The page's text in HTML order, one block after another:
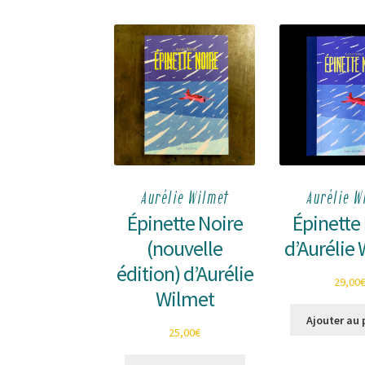
Aurélie Wilmet
Épinette Noire
(nouvelle
édition) d’Aurélie
Wilmet
25,00€
Aurélie
d’Aurélie
29,00€
Ajouter au